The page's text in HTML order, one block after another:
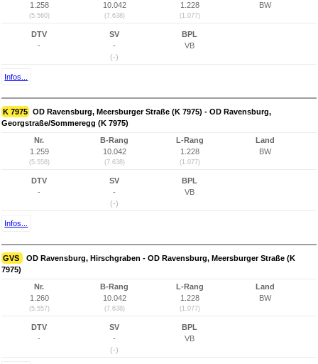
1.258
(5.560)
10.042
(7.638)
1.228
(1.077)
BW
DTV
-
SV
-
(-)
BPL
VB
Infos...
K 7975 OD Ravensburg, Meersburger Straße (K 7975) - OD Ravensburg,
Georgstraße/Sommeregg (K 7975)
Nr.
1.259
(5.558)
B-Rang
10.042
(7.638)
L-Rang
1.228
(1.077)
Land
BW
DTV
-
SV
-
(-)
BPL
VB
Infos...
GVS
OD Ravensburg, Hirschgraben - OD Ravensburg, Meersburger Straße (K
7975)
Nr.
1.260
(5.557)
B-Rang
10.042
(7.638)
L-Rang
1.228
(1.077)
Land
BW
DTV
-
SV
-
(-)
BPL
VB